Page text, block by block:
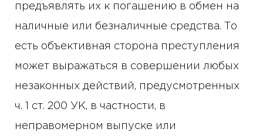
предъявлять их к погашению в обмен на
наличные или безналичные средства. То
есть объективная сторона преступления
может выражаться в совершении любых
незаконных действий, предусмотренных
ч. 1 ст. 200 УК, в частности, в
неправомерном выпуске или